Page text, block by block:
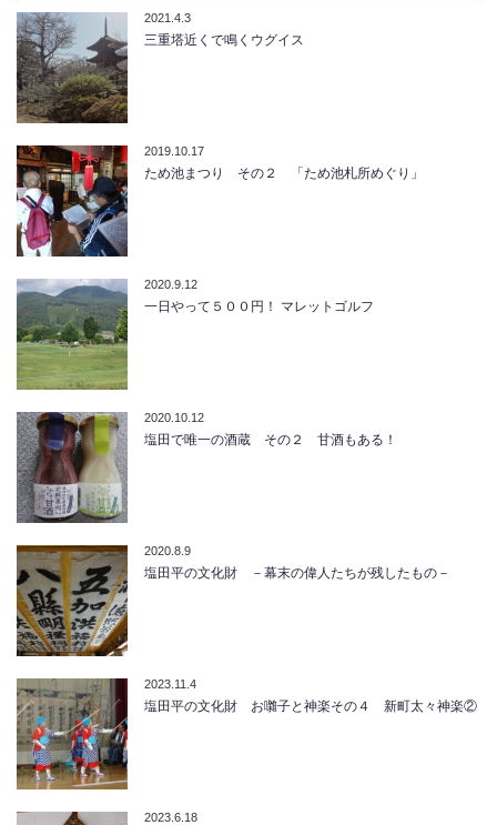
2021.4.3
三重塔近くで鳴くウグイス
2019.10.17
ため池まつり その２ 「ため池札所めぐり」
2020.9.12
一日やって５００円！ マレットゴルフ
2020.10.12
塩田で唯一の酒蔵 その２ 甘酒もある！
2020.8.9
塩田平の文化財 －幕末の偉人たちが残したもの－
2023.11.4
塩田平の文化財 お囃子と神楽その４ 新町太々神楽②
2023.6.18